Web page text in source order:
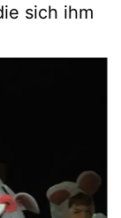
sich ihm